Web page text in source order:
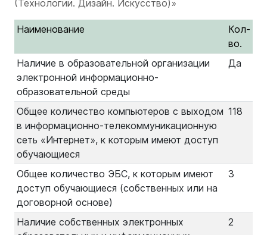
(Технологии. Дизайн. Искусство)»
Наименование
Кол-
во.
Наличие в образовательной организации
электронной информационно-
образовательной среды
Да
Общее количество компьютеров с выходом
в информационно-телекоммуникационную
сеть «Интернет», к которым имеют доступ
обучающиеся
118
Общее количество ЭБС, к которым имеют
доступ обучающиеся (собственных или на
договорной основе)
3
Наличие собственных электронных
2